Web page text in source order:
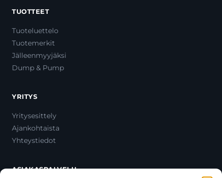
TUOTTEET
Tuoteluettelo
Tuotemerkit
Jälleenmyyjäksi
Dump & Pump
YRITYS
Yritysesittely
Ajankohtaista
Yhteystiedot
ASIAKASPALVELU